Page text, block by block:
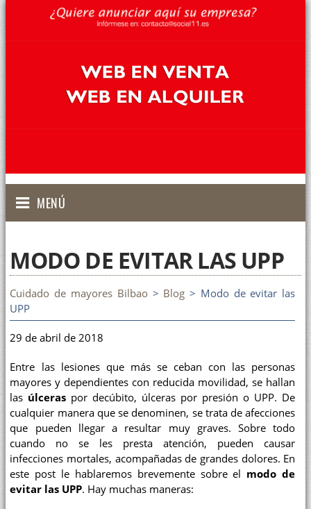
MENÚ
MODO DE EVITAR LAS UPP
Cuidado de mayores Bilbao> Blog > Modo de evitar las
UPP
29 de abril de 2018
Entre las lesiones que más se ceban con las personas
mayores y dependientes con reducida movilidad, se hallan
las úlceras por decúbito, úlceras por presión o UPP. De
cualquier manera que se denominen, se trata de afecciones
que pueden llegar a resultar muy graves. Sobre todo
cuando no se les presta atención, pueden causar
infecciones mortales, acompañadas de grandes dolores. En
este post le hablaremos brevemente sobre el modo de
evitar las UPP. Hay muchas maneras: